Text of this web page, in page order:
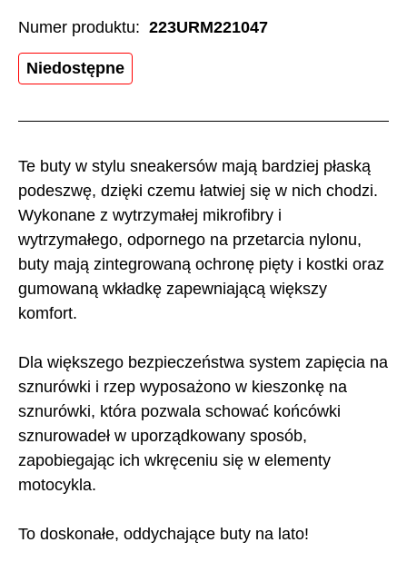
Te buty w stylu sneakersów mają bardziej płaską
podeszwę, dzięki czemu łatwiej się w nich chodzi.
Wykonane z wytrzymałej mikrofibry i
wytrzymałego, odpornego na przetarcia nylonu,
buty mają zintegrowaną ochronę pięty i kostki oraz
gumowaną wkładkę zapewniającą większy
komfort.
Dla większego bezpieczeństwa system zapięcia na
sznurówki i rzep wyposażono w kieszonkę na
sznurówki, która pozwala schować końcówki
sznurowadeł w uporządkowany sposób,
zapobiegając ich wkręceniu się w elementy
motocykla.
To doskonałe, oddychające buty na lato!
Niedostępne
Numer produktu: 223URM221047